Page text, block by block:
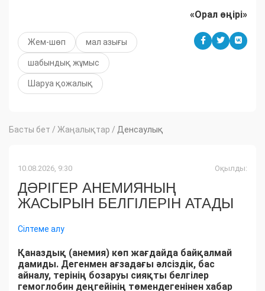
«Орал өңірі»
Жем-шөп мал азығы
шабындық жұмыс
Шаруа қожалық
Басты бет / Жаңалықтар / Денсаулық
10.08.2026, 9:30 Оқылды:
ДӘРІГЕР АНЕМИЯНЫҢ
ЖАСЫРЫН БЕЛГІЛЕРІН АТАДЫ
Сілтеме алу
Қаназдық (анемия) көп жағдайда байқалмай
дамиды. Дегенмен ағзадағы әлсіздік, бас
айналу, терінің бозаруы сияқты белгілер
гемоглобин деңгейінің төмендегенінен хабар